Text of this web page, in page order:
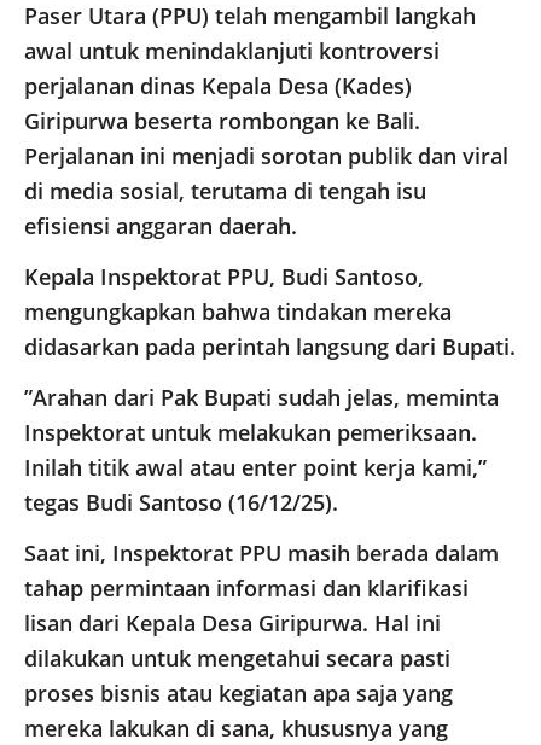
Paser Utara (PPU) telah mengambil langkah
awal untuk menindaklanjuti kontroversi
perjalanan dinas Kepala Desa (Kades)
Giripurwa beserta rombongan ke Bali.
Perjalanan ini menjadi sorotan publik dan viral
di media sosial, terutama di tengah isu
efisiensi anggaran daerah.
​Kepala Inspektorat PPU, Budi Santoso,
mengungkapkan bahwa tindakan mereka
didasarkan pada perintah langsung dari Bupati.
​”Arahan dari Pak Bupati sudah jelas, meminta
Inspektorat untuk melakukan pemeriksaan.
Inilah titik awal atau enter point kerja kami,”
tegas Budi Santoso (16/12/25).
​Saat ini, Inspektorat PPU masih berada dalam
tahap permintaan informasi dan klarifikasi
lisan dari Kepala Desa Giripurwa. Hal ini
dilakukan untuk mengetahui secara pasti
proses bisnis atau kegiatan apa saja yang
mereka lakukan di sana, khususnya yang